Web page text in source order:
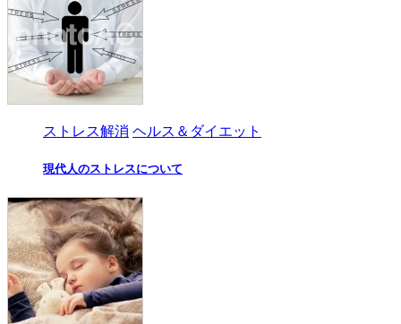
ストレス解消 ヘルス＆ダイエット
現代人のストレスについて